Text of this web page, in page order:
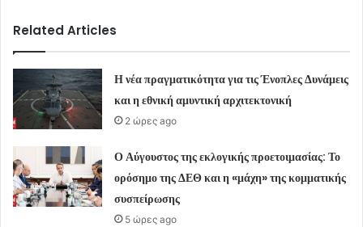
Related Articles
Η νέα πραγματικότητα για τις Ένοπλες Δυνάμεις
και η εθνική αμυντική αρχιτεκτονική
2 ώρες ago
Ο Αύγουστος της εκλογικής προετοιμασίας: Το
ορόσημο της ΔΕΘ και η «μάχη» της κομματικής
συσπείρωσης
5 ώρες ago